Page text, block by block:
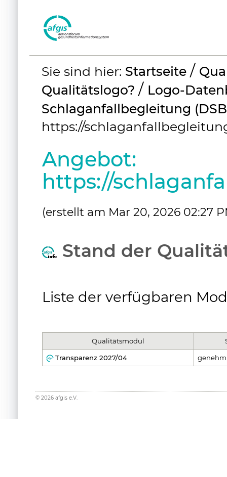
Werkzeuge
Sie sind hier: Startseite /
Qualitätslogo? / Logo-
Schlaganfallbegleitung
https://
Angebot:
https://
(erstellt am Mar 20, 2026 02:27
Stand der
Liste der verfügbaren
Qualitätsmodul
Transparenz 2027/04
© 2026afgis e.V.